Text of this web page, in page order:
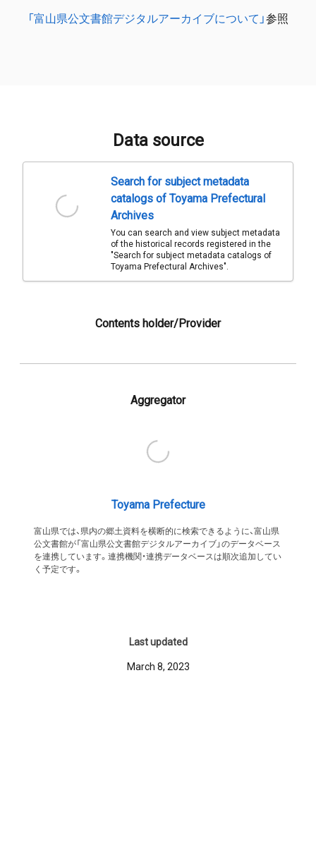
「富山県公文書館デジタルアーカイブについて」参照
Data source
Search for subject metadata
catalogs of Toyama Prefectural
Archives
You can search and view subject metadata
of the historical records registered in the
"Search for subject metadata catalogs of
Toyama Prefectural Archives".
Contents holder/Provider
Aggregator
Toyama Prefecture
富山県では、県内の郷土資料を横断的に検索できるように、富山県
公文書館が「富山県公文書館デジタルアーカイブ」のデータベース
を連携しています。連携機関・連携データベースは順次追加してい
く予定です。
Last updated
March 8, 2023